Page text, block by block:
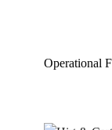
Operational